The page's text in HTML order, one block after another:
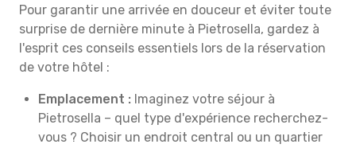
Pour garantir une arrivée en douceur et éviter toute
surprise de dernière minute à Pietrosella, gardez à
l'esprit ces conseils essentiels lors de la réservation
de votre hôtel :
Emplacement : Imaginez votre séjour à
Pietrosella – quel type d'expérience recherchez-
vous ? Choisir un endroit central ou un quartier